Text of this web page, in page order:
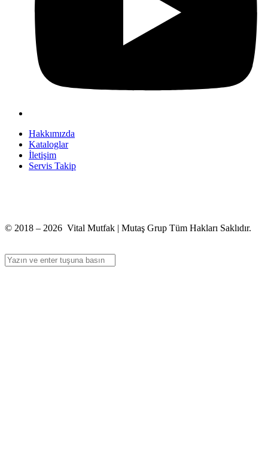
Hakkımızda
Kataloglar
İletişim
Servis Takip
© 2018 – 2026 Vital Mutfak | Mutaş Grup Tüm Hakları Saklıdır.